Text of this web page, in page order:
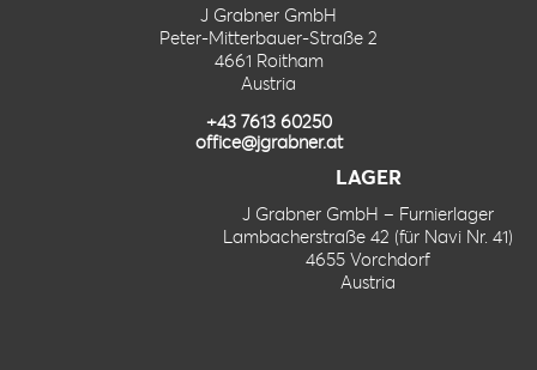
J Grabner GmbH
Peter-Mitterbauer-Straße 2
4661 Roitham
Austria
+43 7613 60250
office@jgrabner.at
LAGER
J Grabner GmbH – Furnierlager
Lambacherstraße 42 (für Navi Nr. 41)
4655 Vorchdorf
Austria